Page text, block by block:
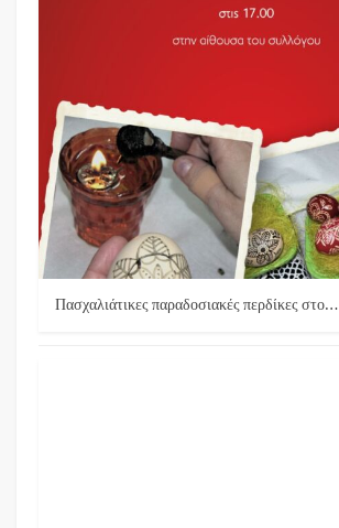
Πασχαλιάτικες παραδοσιακές περδίκες στο…